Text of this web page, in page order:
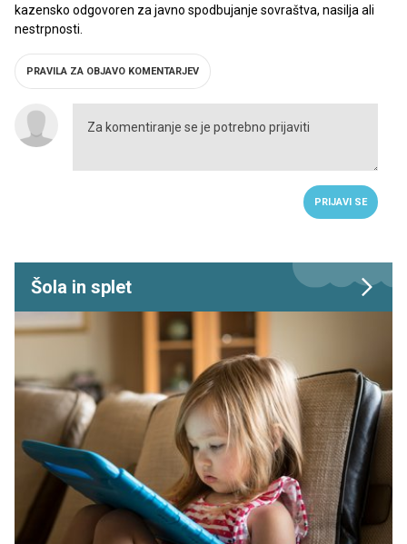
kazensko odgovoren za javno spodbujanje sovraštva, nasilja ali
nestrpnosti.
PRAVILA ZA OBJAVO KOMENTARJEV
PRIJAVI SE
Šola in splet